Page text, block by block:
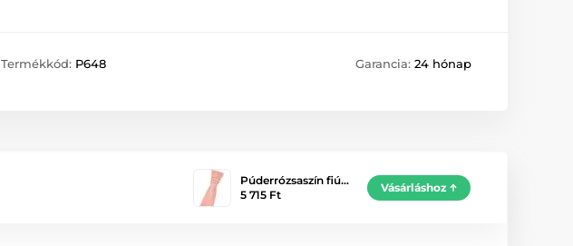
Termékkód: P648 Garancia: 24 hónap
Púderrózsaszín fiú…
5 715 Ft
Vásárláshoz